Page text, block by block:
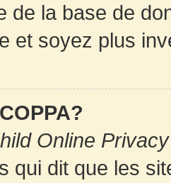
de la base de
et soyez plus
Online
qui dit que les